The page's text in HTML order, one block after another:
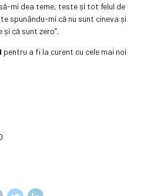
mi dea teme, teste și tot felul de
spunându-mi că nu sunt cineva și
că sunt zero”.
pentru a fi la curent cu cele mai noi